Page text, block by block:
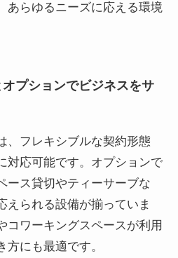
あらゆるニーズに応える環境
プションでビジネスをサ
、フレキシブルな契約形態
対応可能です。オプションで
ース貸切やティーサーブな
えられる設備が揃っていま
コワーキングスペースが利用
にも最適です。